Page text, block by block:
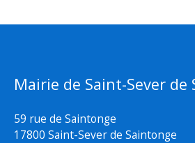
Mairie de Saint-Sever de
59 rue de Saintonge
17800 Saint-Sever de Saintonge